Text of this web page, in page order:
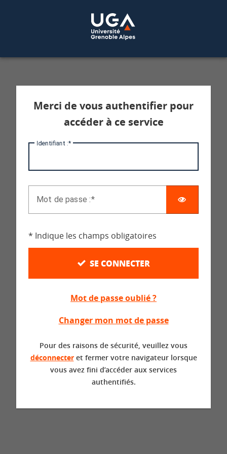
Service d'authentification aux services
Merci de vous authentifier pour
accéder à ce service
Identifiant :
Mot de passe :
* Indique les champs obligatoires
SE CONNECTER
Mot de passe oublié ?
Changer mon mot de passe
Pour des raisons de sécurité, veuillez vous
déconnecteret fermer votre navigateur lorsque
vous avez fini d’accéder aux services
authentifiés.